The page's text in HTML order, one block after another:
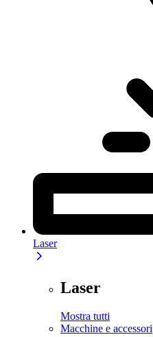
Laser
Laser
Mostra tutti
Macchine e accessori